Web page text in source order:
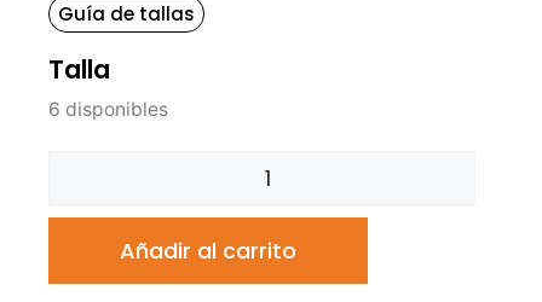
Guía de tallas
Talla
6 disponibles
Añadir al carrito